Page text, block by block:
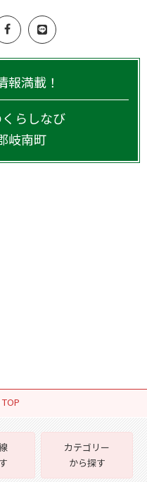
報満載！
らしなび
岐南町
TOP
カテゴリー
から探す